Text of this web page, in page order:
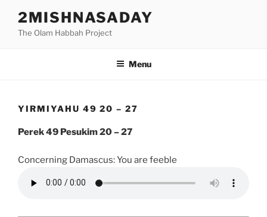
content
2MISHNASADAY
The Olam Habbah Project
Menu
YIRMIYAHU 49 20 – 27
Perek 49 Pesukim 20 – 27
Concerning Damascus: You are feeble